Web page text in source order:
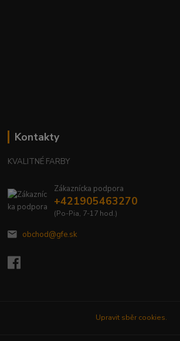
Kontakty
KVALITNÉ FARBY
Zákaznícka podpora
+421905463270
(Po-Pia, 7-17 hod.)
obchod@gfe.sk
Upravit sběr cookies.